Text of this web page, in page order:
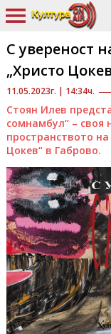
11.05.2023г. | 14:34ч.
С увереност
„Христо
Стоян Илев
сомнамбул“ – своя
пространството
Цокев“ в Габрово.